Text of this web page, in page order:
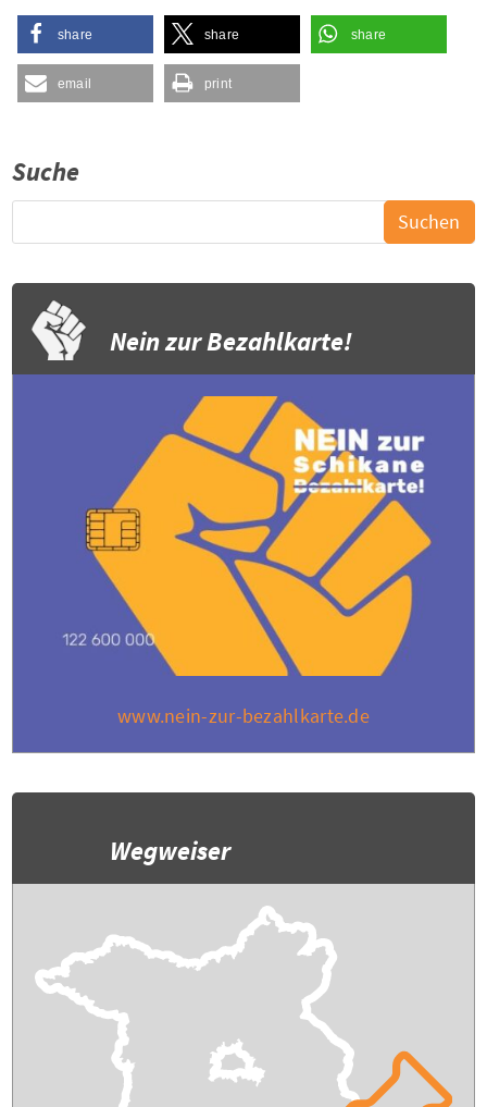
share share share
email print
Suche
Nein zur Bezahlkarte!
www.nein-zur-bezahlkarte.de
Wegweiser